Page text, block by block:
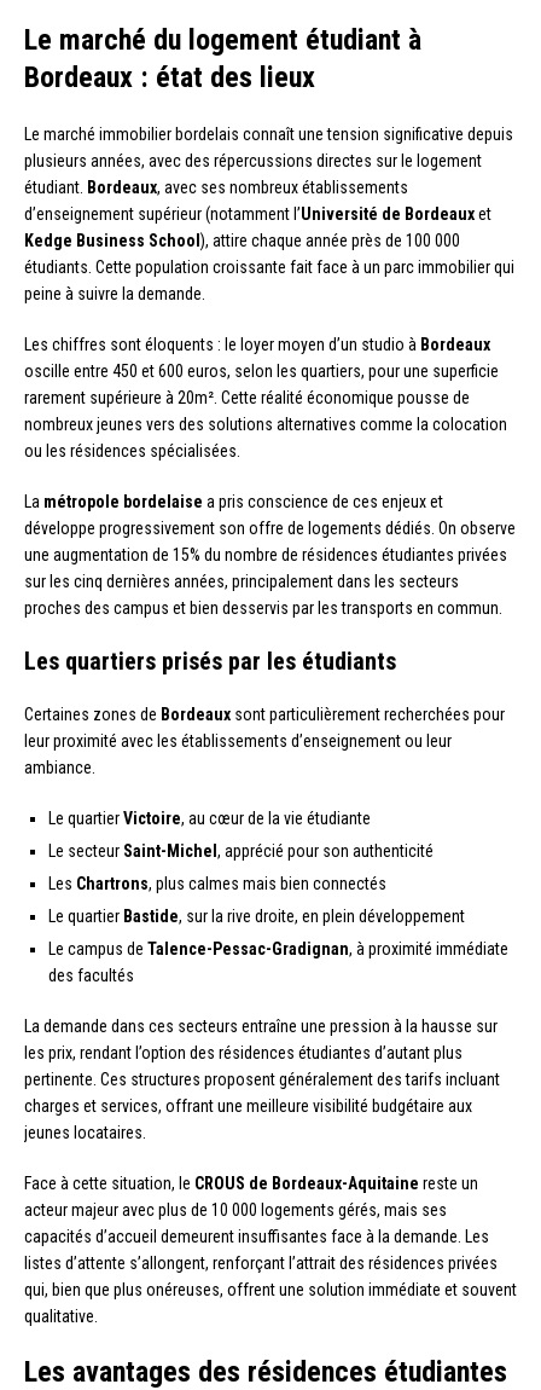
Le marché du logement étudiant à
Bordeaux : état des lieux
Le marché immobilier bordelais connaît une tension significative depuis
plusieurs années, avec des répercussions directes sur le logement
étudiant. Bordeaux, avec ses nombreux établissements
d’enseignement supérieur (notamment l’Université de Bordeauxet
Kedge Business School ), attire chaque année près de 100 000
étudiants. Cette population croissante fait face à un parc immobilier qui
peine à suivre la demande.
Les chiffres sont éloquents : le loyer moyen d’un studio à Bordeaux
oscille entre 450 et 600 euros, selon les quartiers, pour une superficie
rarement supérieure à 20m². Cette réalité économique pousse de
nombreux jeunes vers des solutions alternatives comme la colocation
ou les résidences spécialisées.
La métropole bordelaise a pris conscience de ces enjeux et
développe progressivement son offre de logements dédiés. On observe
une augmentation de 15% du nombre de résidences étudiantes privées
sur les cinq dernières années, principalement dans les secteurs
proches des campus et bien desservis par les transports en commun.
Les quartiers prisés par les étudiants
Certaines zones de Bordeaux sont particulièrement recherchées pour
leur proximité avec les établissements d’enseignement ou leur
ambiance.
Le quartierVictoire, au cœur de la vie étudiante
Le secteur Saint-Michel , apprécié pour son authenticité
Les Chartrons, plus calmes mais bien connectés
Le quartier Bastide, sur la rive droite, en plein développement
Le campus de Talence-Pessac-Gradignan, à proximité immédiate
des facultés
La demande dans ces secteurs entraîne une pression à la hausse sur
les prix, rendant l’option des résidences étudiantes d’autant plus
pertinente. Ces structures proposent généralement des tarifs incluant
charges et services, offrant une meilleure visibilité budgétaire aux
jeunes locataires.
Face à cette situation, le CROUS de Bordeaux-Aquitaine reste un
acteur majeur avec plus de 10 000 logements gérés, mais ses
capacités d’accueil demeurent insuffisantes face à la demande. Les
listes d’attente s’allongent, renforçant l’attrait des résidences privées
qui, bien que plus onéreuses, offrent une solution immédiate et souvent
qualitative.
Les avantages des résidences étudiantes